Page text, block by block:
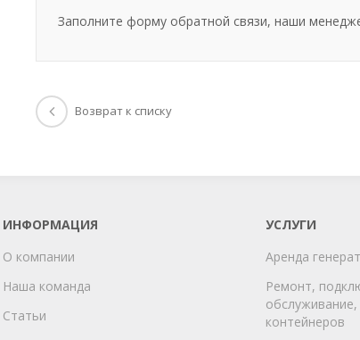
Заполните форму обратной связи, наши
Возврат к списку
ИНФОРМАЦИЯ
О компании
Наша команда
Статьи
УСЛУГИ
Аренда
Ремонт,
контейнеров